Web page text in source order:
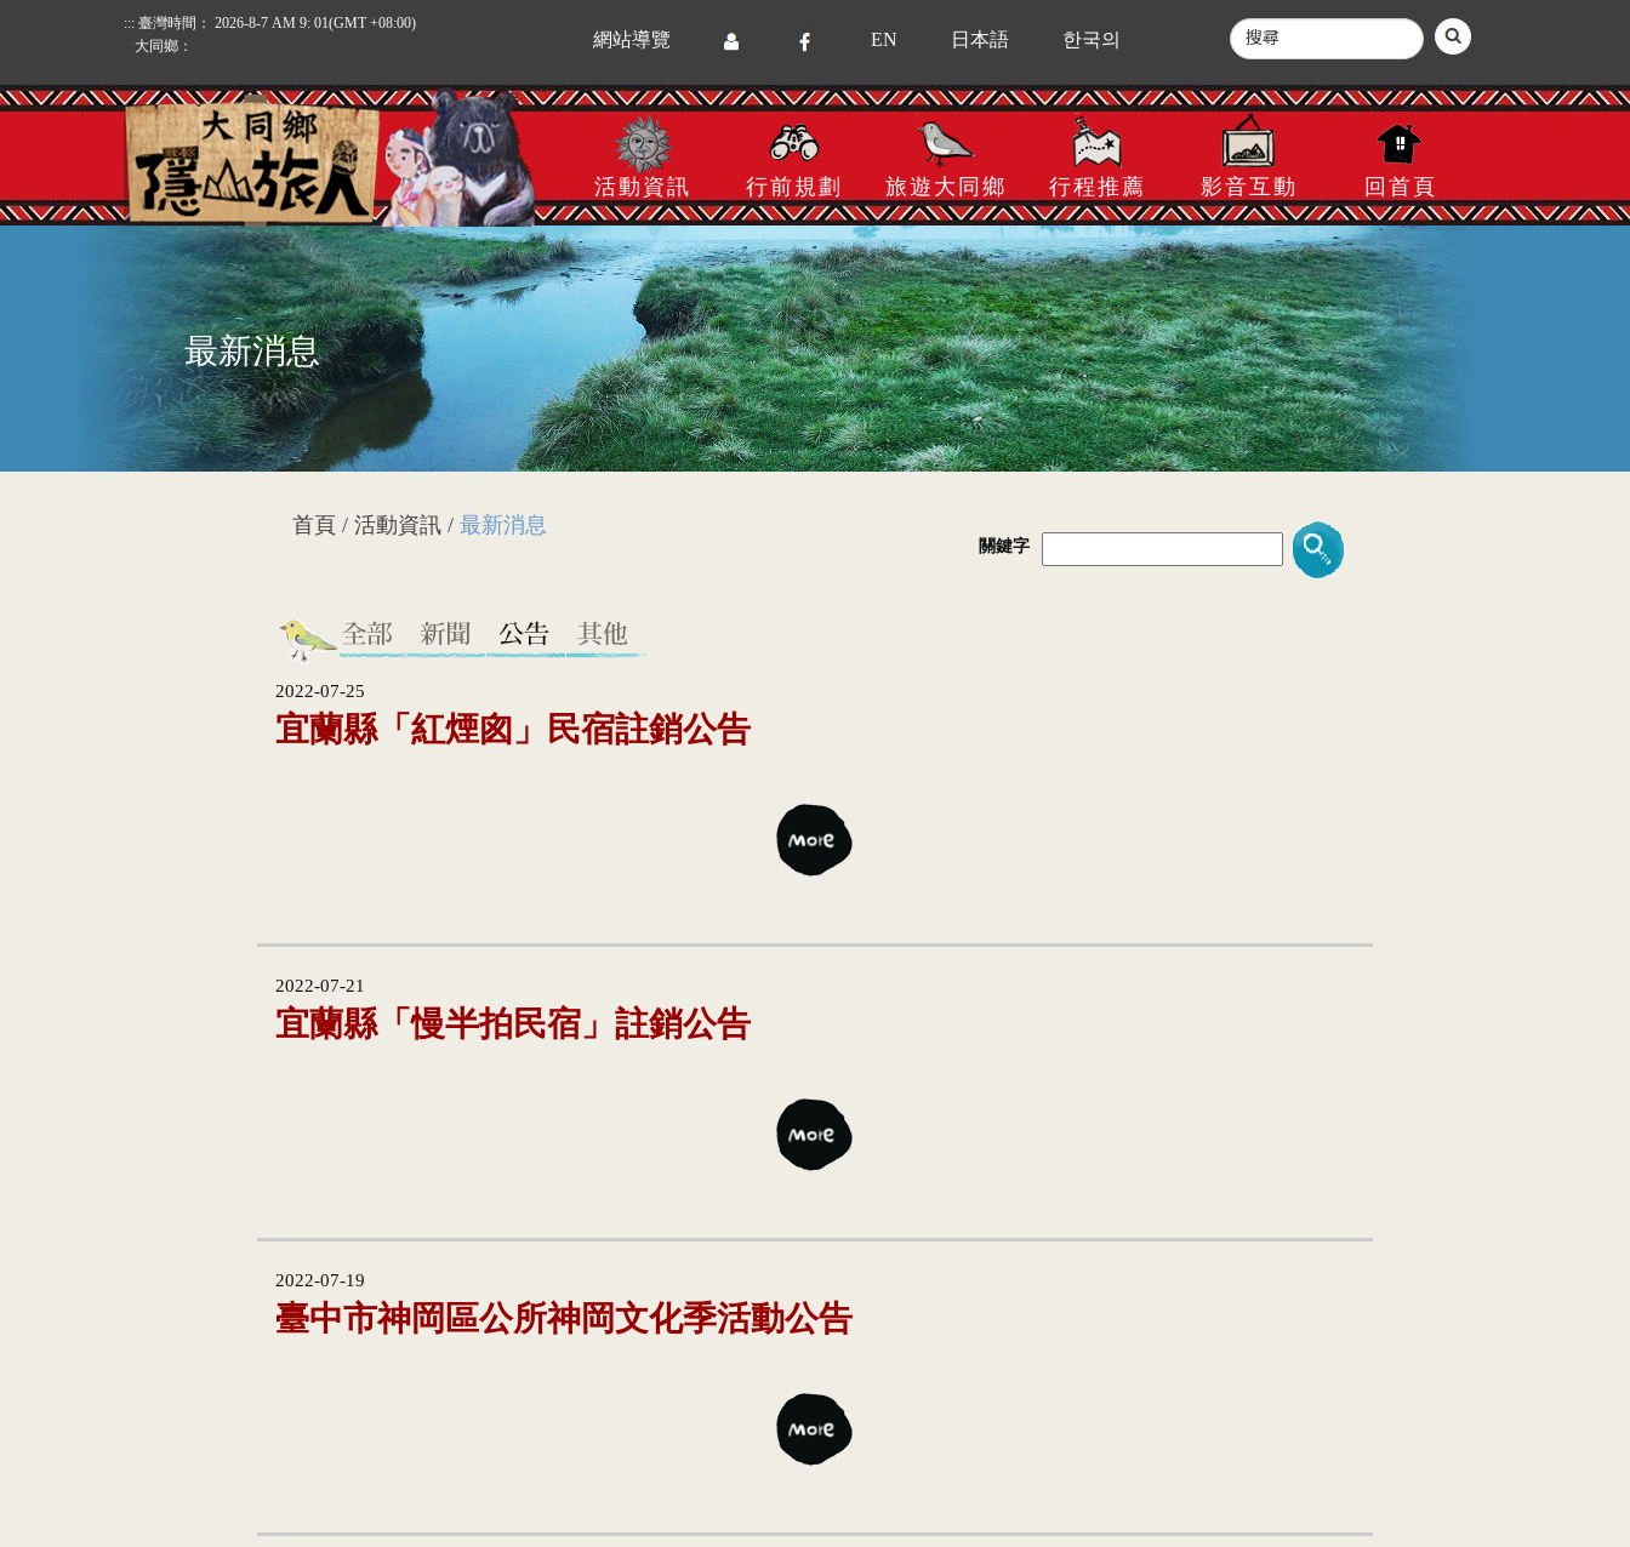
::: 臺灣時間： 2026-8-7 AM 9: 01(GMT +08:00)
大同鄉：
網站導覽 EN 日本語 한국의
活動資訊 行前規劃 旅遊大同鄉 行程推薦 影音互動 回首頁
最新消息
首頁 / 活動資訊 / 最新消息
關鍵字
2022-07-25
宜蘭縣「紅煙囪」民宿註銷公告
2022-07-21
宜蘭縣「慢半拍民宿」註銷公告
2022-07-19
臺中市神岡區公所神岡文化季活動公告